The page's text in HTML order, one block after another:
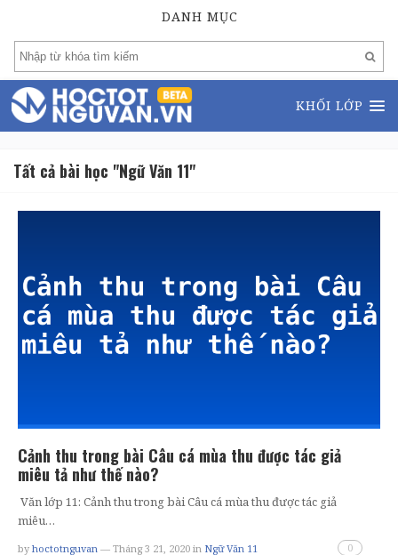
DANH MỤC
KHỐI LỚP
Tất cả bài học "Ngữ Văn 11"
Cảnh thu trong bài Câu cá mùa thu được tác giả
miêu tả như thế nào?
Văn lớp 11: Cảnh thu trong bài Câu cá mùa thu được tác giả
miêu…
by hoctotnguvan — Tháng 3 21, 2020 in Ngữ Văn 11 0